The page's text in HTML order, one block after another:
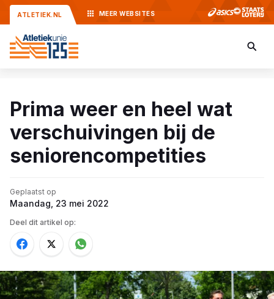
ATLETIEK.NL MEER WEBSITES
Prima weer en heel wat
verschuivingen bij de
seniorencompetities
Geplaatst op
Maandag, 23 mei 2022
Deel dit artikel op: